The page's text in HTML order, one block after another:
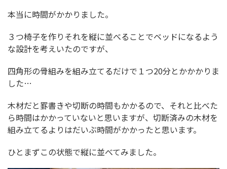
本当に時間がかかりました。
３つ椅子を作りそれを縦に並べることでベッドになるよう
な設計を考えいたのですが、
四角形の骨組みを組み立てるだけで１つ20分とかかかりま
した…
木材だと罫書きや切断の時間もかかるので、それと比べた
ら時間はかかっていないと思いますが、切断済みの木材を
組み立てるよりはだいぶ時間がかかったと思います。
ひとまずこの状態で縦に並べてみました。